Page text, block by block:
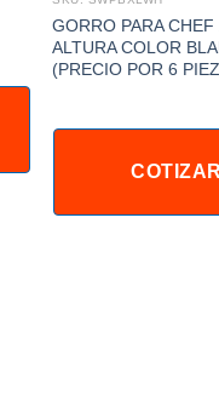
GORRO PARA
ALTURA COLOR
(PRECIO POR 6